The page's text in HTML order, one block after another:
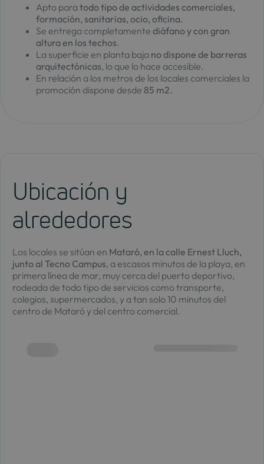
Apto para todo tipo de actividades comerciales,
formación, sanitarias, ocio, oficina.
Se entrega completamente diáfano y con gran
altura en los techos.
La superficie en planta baja no dispone de barreras
arquitectónicas, lo que lo hace accesible.
En relación a los metros de los locales comerciales la
promoción dispone desde 85 m2.
Ubicación y
alrededores
Los locales se sitúan en Mataró, en la calle Ernest Lluch,
junto al Tecno Campus, a escasos minutos de la playa, en
primera línea de mar, muy cerca del puerto deportivo,
rodeada de todo tipo de servicios como transporte,
colegios, supermercados, y a tan solo 10 minutos del
centro de Mataró y del centro comercial.